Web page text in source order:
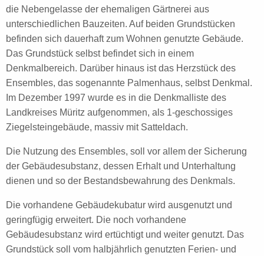
die Nebengelasse der ehemaligen Gärtnerei aus
unterschiedlichen Bauzeiten. Auf beiden Grundstücken
befinden sich dauerhaft zum Wohnen genutzte Gebäude.
Das Grundstück selbst befindet sich in einem
Denkmalbereich. Darüber hinaus ist das Herzstück des
Ensembles, das sogenannte Palmenhaus, selbst Denkmal.
Im Dezember 1997 wurde es in die Denkmalliste des
Landkreises Müritz aufgenommen, als 1-geschossiges
Ziegelsteingebäude, massiv mit Satteldach.
Die Nutzung des Ensembles, soll vor allem der Sicherung
der Gebäudesubstanz, dessen Erhalt und Unterhaltung
dienen und so der Bestandsbewahrung des Denkmals.
Die vorhandene Gebäudekubatur wird ausgenutzt und
geringfügig erweitert. Die noch vorhandene
Gebäudesubstanz wird ertüchtigt und weiter genutzt. Das
Grundstück soll vom halbjährlich genutzten Ferien- und